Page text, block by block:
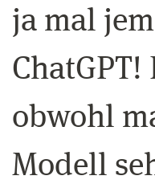
ja mal
obwohl
Modell